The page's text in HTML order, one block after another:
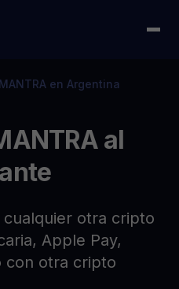
en Argentina
al
cualquier otra cripto
Apple Pay,
con otra cripto